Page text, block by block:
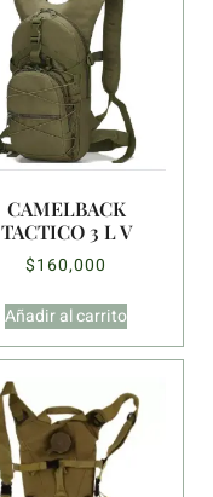
CAMELBACK
TACTICO 3 L V
$160,000
Añadir al carrito